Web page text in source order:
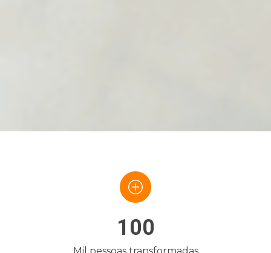
100
Mil pessoas transformadas